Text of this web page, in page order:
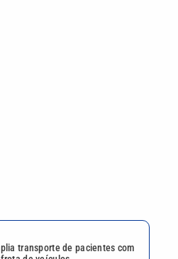
revela kit completo e abre
segunda-feira; veja como